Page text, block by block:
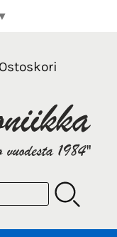
Ostoskori